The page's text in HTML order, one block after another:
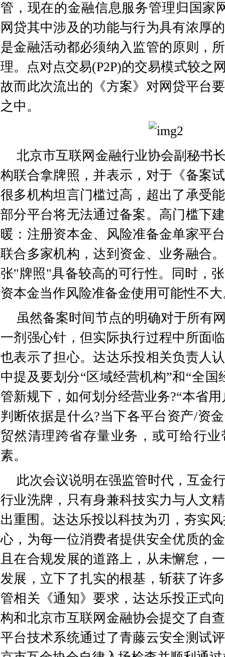
管，现在的金融信息服务管理归国家
网贷其中涉及的功能与行为具有浓厚
是金融活动都必须纳入监管的原则，
理。点对点交易(P2P)的交易模式较之
故而此次流出的《方案》对网贷平台
之中。
北京市互联网金融行业协会副秘书
构联合拿牌照，并表示，对于《备案
很多机构坦言门槛过高，超出了承受
部分平台将无法通过备案。高门槛下
暖：注册资本金、风险准备金单家平
联合多家机构，达到资金、业务融合
张"牌照"具备较高的可行性。同时，
资本金当作风险准备金使用可能性不
虽然备案时间节点的明确对于所有
一剂强心针，但实际执行过程中所面
也表示了担心。达达乐投相关负责人
中提及要划分“区域经营机构”和“全国
管新规下，如何划分经营业务?“本省
判断依据是什么?当下各平台资产/资
贸然清理跨省存量业务，或可给行
素。
此次会议说明在强监管时代，互金
行业洗牌，只有身兼科技实力与人文
出重围。达达乐投以科技为刃，夯实
心，为每一位消费者提供安全优质的
且在合规发展的道路上，从未懈怠，
发展，立下了扎实的根基，斩获了许
管相关《通知》要求，达达乐投正式
构和北京市互联网金融协会提交了自
平台技术系统通过了青藤云安全测试